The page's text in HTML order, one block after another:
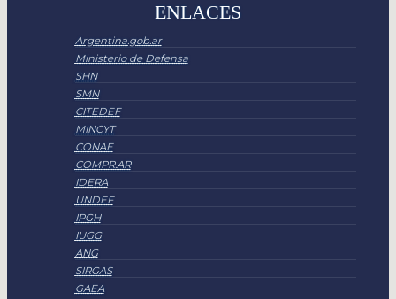
ENLACES
Argentina.gob.ar
Ministerio de Defensa
SHN
SMN
CITEDEF
MINCYT
CONAE
COMPR.AR
IDERA
UNDEF
IPGH
IUGG
ANG
SIRGAS
GAEA